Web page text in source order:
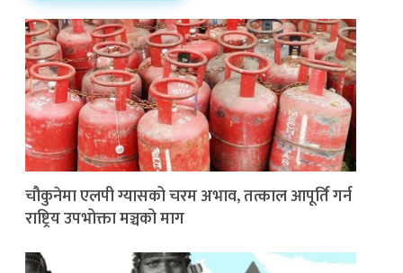
चौकुनेमा एलपी ग्यासको चरम अभाव, तत्काल आपूर्ति गर्न
राष्ट्रिय उपभोक्ता मञ्चको माग